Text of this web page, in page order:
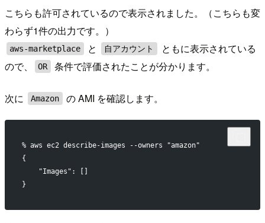
こちらも許可されているので表示されました。（こちらも変
わらず1件の出力です。）
aws-marketplace と 自アカウント
ともに表示されている
ので、
OR 条件で評価されたことが分かります。
次に Amazon の AMI を確認します。
% aws ec2 describe-images --owners "amazon"
{
    "Images": []
}